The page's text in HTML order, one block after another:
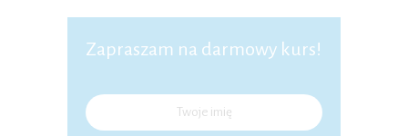
Zapraszam na darmowy kurs!